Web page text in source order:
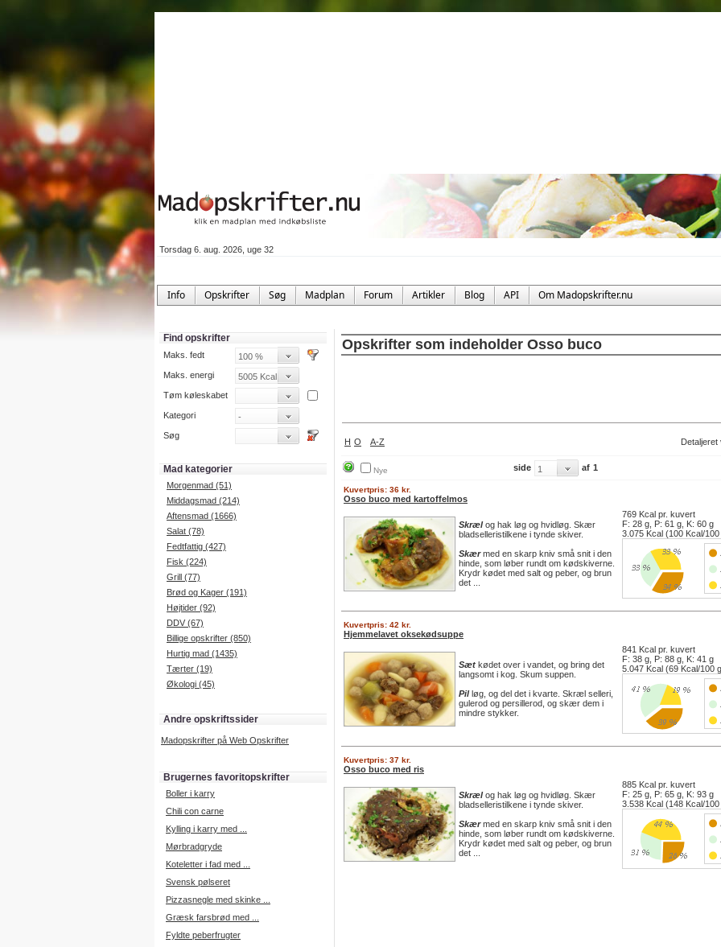
Torsdag 6. aug. 2026, uge 32
Info Opskrifter Søg Madplan Forum Artikler Blog API Om Madopskrifter.nu
Find opskrifter
Maks. fedt
Maks. energi
Tøm køleskabet
Kategori
Søg
Mad kategorier
Morgenmad (51)
Middagsmad (214)
Aftensmad (1666)
Salat (78)
Fedtfattig (427)
Fisk (224)
Grill (77)
Brød og Kager (191)
Højtider (92)
DDV (67)
Billige opskrifter (850)
Hurtig mad (1435)
Tærter (19)
Økologi (45)
Andre opskriftssider
Madopskrifter på Web Opskrifter
Brugernes favoritopskrifter
Boller i karry
Chili con carne
Kylling i karry med ...
Mørbradgryde
Koteletter i fad med ...
Svensk pølseret
Pizzasnegle med skinke ...
Græsk farsbrød med ...
Fyldte peberfrugter
Opskrifter som indeholder Osso buco
H O A-Z Detaljeret
Nye side af 1
Kuvertpris: 36 kr.
Osso buco med kartoffelmos
Skrælog hak løg og hvidløg. Skær
bladselleristilkene i tynde skiver.
Skærmed en skarp kniv små snit i den
hinde, som løber rundt om kødskiverne.
Krydr kødet med salt og peber, og brun
det ...
769 Kcal pr. kuvert
F: 28 g, P: 61 g, K: 60 g
3.075 Kcal (100 Kcal/100
Kuvertpris: 42 kr.
Hjemmelavet oksekødsuppe
Sæt kødet over i vandet, og bring det
langsomt i kog. Skum suppen.
Pilløg, og del det i kvarte. Skræl selleri,
gulerod og persillerod, og skær dem i
mindre stykker.
841 Kcal pr. kuvert
F: 38 g, P: 88 g, K: 41 g
5.047 Kcal (69 Kcal/100
Kuvertpris: 37 kr.
Osso buco med ris
Skrælog hak løg og hvidløg. Skær
bladselleristilkene i tynde skiver.
Skærmed en skarp kniv små snit i den
hinde, som løber rundt om kødskiverne.
Krydr kødet med salt og peber, og brun
det ...
885 Kcal pr. kuvert
F: 25 g, P: 65 g, K: 93 g
3.538 Kcal (148 Kcal/100